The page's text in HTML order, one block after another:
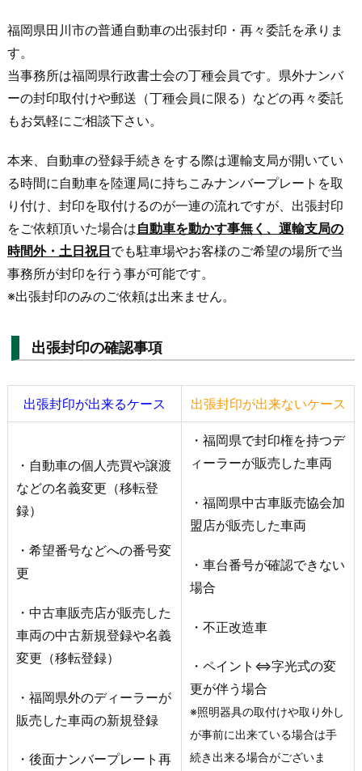
福岡県田川市の普通自動車の出張封印・再々委託を承りま
す。
当事務所は福岡県行政書士会の丁種会員です。県外ナンバ
ーの封印取付けや郵送（丁種会員に限る）などの再々委託
もお気軽にご相談下さい。
本来、自動車の登録手続きをする際は運輸支局が開いてい
る時間に自動車を陸運局に持ちこみナンバープレートを取
り付け、封印を取付けるのが一連の流れですが、出張封印
をご依頼頂いた場合は自動車を動かす事無く、運輸支局の
時間外・土日祝日でも駐車場やお客様のご希望の場所で当
事務所が封印を行う事が可能です。
※出張封印のみのご依頼は出来ません。
出張封印の確認事項
出張封印が出来るケース 出張封印が出来ないケース
・自動車の個人売買や譲渡
などの名義変更（移転登
録）
・希望番号などへの番号変
更
・中古車販売店が販売した
車両の中古新規登録や名義
変更（移転登録）
・福岡県外のディーラーが
販売した車両の新規登録
・後面ナンバープレート再
・福岡県で封印権を持つデ
ィーラーが販売した車両
・福岡県中古車販売協会加
盟店が販売した車両
・車台番号が確認できない
場合
・不正改造車
・ペイント⇔字光式の変
更が伴う場合
※照明器具の取付けや取り外し
が事前に出来ている場合は手
続き出来る場合がございま